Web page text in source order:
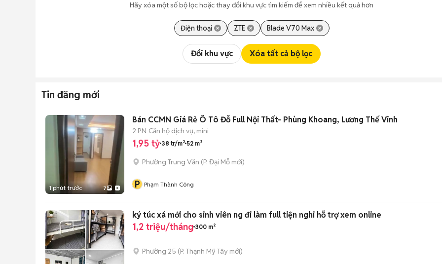
Hãy xóa một số bộ lọc hoặc thay đổi khu vực tìm kiếm để xem nhiều kết quả hơn
Điện thoại ZTE Blade V70 Max
Đổi khu vực Xóa tất cả bộ lọc
Tin đăng mới
1 phút trước 7
Bán CCMN Giá Rẻ Ô Tô Đỗ Full Nội Thất- Phùng Khoang, Lương Thế Vinh
2 PN Căn hộ dịch vụ, mini
1,95 tỷ 38 tr/m² 52 m²
Phường Trung Văn (P. Đại Mỗ mới)
P Phạm Thành Công
ký túc xá mới cho sinh viên ng đi làm full tiện nghi hỗ trợ xem online
1,2 triệu/tháng 300 m²
Phường 25 (P. Thạnh Mỹ Tây mới)